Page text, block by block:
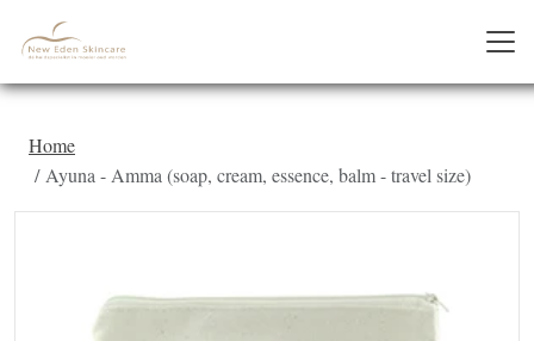
Home
Ayuna - Amma (soap, cream, essence, balm - travel size)